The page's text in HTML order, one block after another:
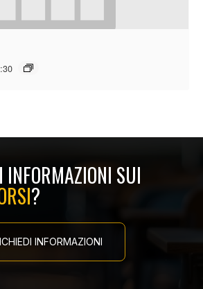
INFORMAZIONI SUI
?
INFORMAZIONI